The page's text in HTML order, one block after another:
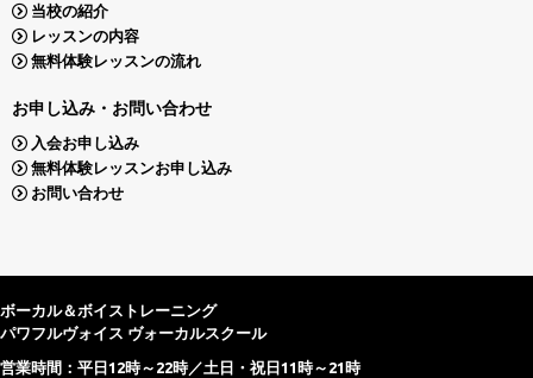
当校の紹介
レッスンの内容
無料体験レッスンの流れ
お申し込み・お問い合わせ
入会お申し込み
無料体験レッスンお申し込み
お問い合わせ
ボーカル＆ボイストレーニング
パワフルヴォイス ヴォーカルスクール
営業時間：平日12時～22時／土日・祝日11時～21時